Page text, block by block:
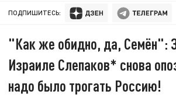
ПОДПИШИТЕСЬ:
"Как же обидно, да, Семён":
Израиле Слепаков* снова
надо было трогать Россию!